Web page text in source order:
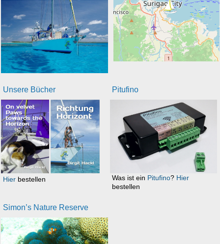
Unsere Bücher
Hier bestellen
Pitufino
Was ist ein Pitufino? Hier
bestellen
Simon’s Nature Reserve